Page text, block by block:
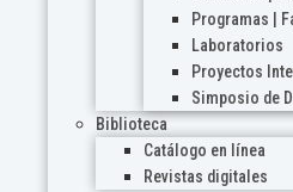
Programas |
Laboratorios
Proyectos
Simposio de
Biblioteca
Catálogo en línea
Revistas digitales